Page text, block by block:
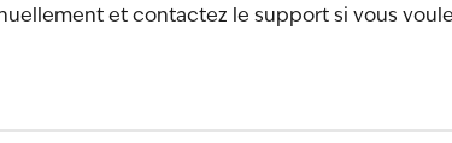
et contactez le support si vous